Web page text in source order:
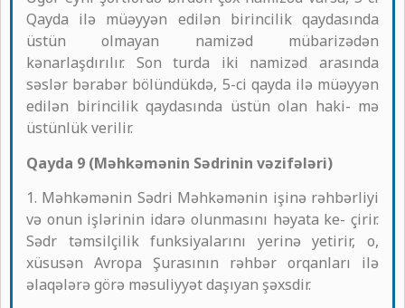
Qayda ilə müəyyən edilən birincilik qaydasında
üstün olmayan namizəd mübarizədən
kənarlaşdırılır. Son turda iki namizəd arasında
səslər bərabər bölündükdə, 5-ci qayda ilə müəyyən
edilən birincilik qaydasında üstün olan haki- mə
üstünlük verilir.
Qayda 9 (Məhkəmənin Sədrinin vəzifələri)
1. Məhkəmənin Sədri Məhkəmənin işinə rəhbərliyi
və onun işlərinin idarə olunmasını həyata ke- çirir.
Sədr təmsilçilik funksiyalarını yerinə yetirir, o,
xüsusən Avropa Şurasının rəhbər orqanları ilə
əlaqələrə görə məsuliyyət daşıyan şəxsdir.